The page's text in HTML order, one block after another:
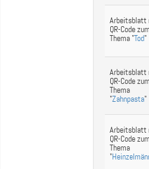
Arbeitsblatt
QR-Code zum
Thema "Tod"
Arbeitsblatt
QR-Code zum
Thema
"Zahnpasta"
Arbeitsblatt
QR-Code zum
Thema
"